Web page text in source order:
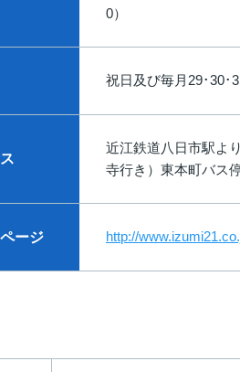
0）
祝日及び毎月29･30･
近江鉄道八日市駅よ
寺行き）東本町バス
ージ http://